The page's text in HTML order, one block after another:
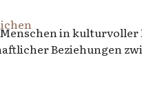
in
Beziehungen